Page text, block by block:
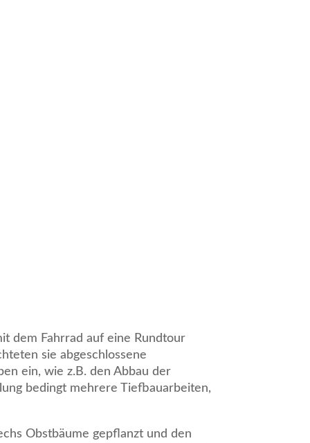
dem Fahrrad auf eine Rundtour
sie abgeschlossene
ein, wie z.B. den Abbau der
bedingt mehrere Tiefbauarbeiten,
Obstbäume gepflanzt und den